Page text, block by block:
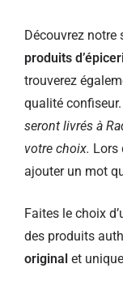
Découvrez notre
produits
trouverez
qualité confiseur.
seront livrés à
votre choix. Lors
ajouter un mot
Faites le choix
des produits
original et